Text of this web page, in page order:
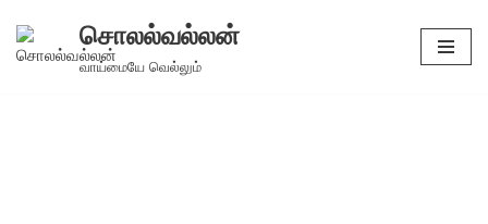
Skip
சொலல்வல்லன்
வாய்மையே வெல்லும்